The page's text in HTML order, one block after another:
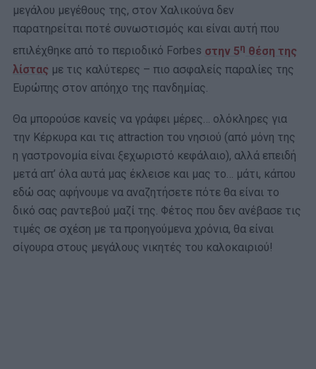
μεγάλου μεγέθους της, στον Χαλικούνα δεν
παρατηρείται ποτέ συνωστισμός και είναι αυτή που
επιλέχθηκε από το περιοδικό Forbes στην 5η θέση της
λίστας με τις καλύτερες – πιο ασφαλείς παραλίες της
Ευρώπης στον απόηχο της πανδημίας.
Θα μπορούσε κανείς να γράφει μέρες… ολόκληρες για
την Κέρκυρα και τις attraction του νησιού (από μόνη της
η γαστρονομία είναι ξεχωριστό κεφάλαιο), αλλά επειδή
μετά απ’ όλα αυτά μας έκλεισε και μας το… μάτι, κάπου
εδώ σας αφήνουμε να αναζητήσετε πότε θα είναι το
δικό σας ραντεβού μαζί της. Φέτος που δεν ανέβασε τις
τιμές σε σχέση με τα προηγούμενα χρόνια, θα είναι
σίγουρα στους μεγάλους νικητές του καλοκαιριού!